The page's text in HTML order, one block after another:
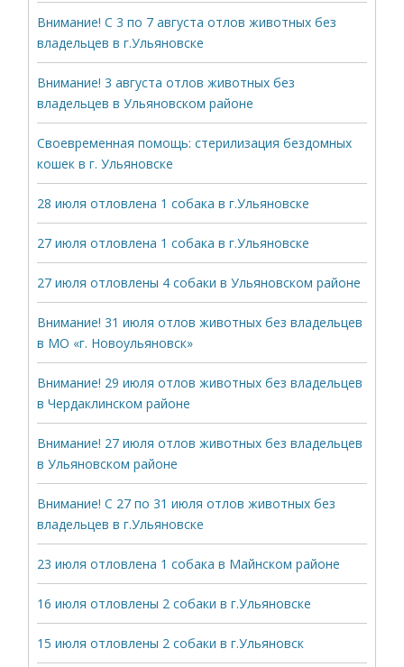
Внимание! С 3 по 7 августа отлов животных без
владельцев в г.Ульяновске
Внимание! 3 августа отлов животных без
владельцев в Ульяновском районе
Своевременная помощь: стерилизация бездомных
кошек в г. Ульяновске
28 июля отловлена 1 собака в г.Ульяновске
27 июля отловлена 1 собака в г.Ульяновске
27 июля отловлены 4 собаки в Ульяновском районе
Внимание! 31 июля отлов животных без владельцев
в МО «г. Новоульяновск»
Внимание! 29 июля отлов животных без владельцев
в Чердаклинском районе
Внимание! 27 июля отлов животных без владельцев
в Ульяновском районе
Внимание! С 27 по 31 июля отлов животных без
владельцев в г.Ульяновске
23 июля отловлена 1 собака в Майнском районе
16 июля отловлены 2 собаки в г.Ульяновске
15 июля отловлены 2 собаки в г.Ульяновск